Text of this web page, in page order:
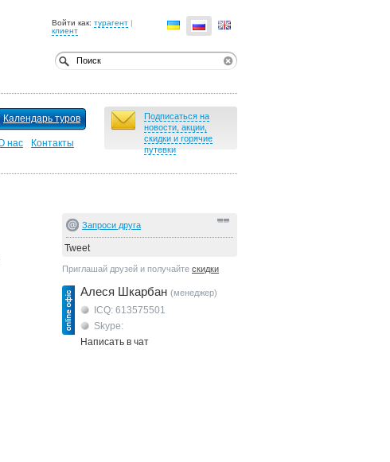
Войти как: турагент |
клиент
Подписаться на
новости, акции,
скидки и горячие
путевки
Календарь туров
нас
Контакты
Запроси друга
Tweet
Приглашай друзей и получайте скидки
Алеся Шкарбан (менеджер)
ICQ: 613575501
Skype:
Написать в чат